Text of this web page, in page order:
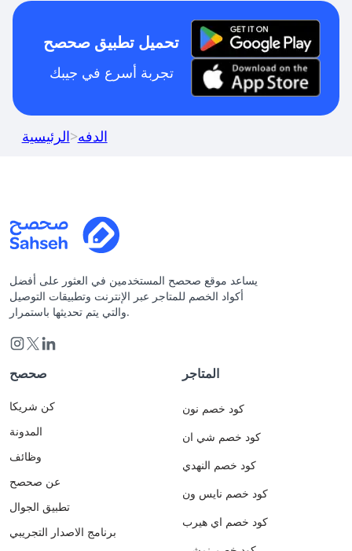
تحميل تطبيق صحصح
تجربة أسرع في جيبك
الرئيسية>الدفه
يساعد موقع صحصح المستخدمين في العثور على أفضل
أكواد الخصم للمتاجر عبر الإنترنت وتطبيقات التوصيل
والتي يتم تحديثها باستمرار.
صحصح
كن شريكا
المدونة
وظائف
عن صحصح
تطبيق الجوال
برنامج الاصدار التجريبي
المتاجر
كود خصم نون
كود خصم شي ان
كود خصم النهدي
كود خصم نايس ون
كود خصم اي هيرب